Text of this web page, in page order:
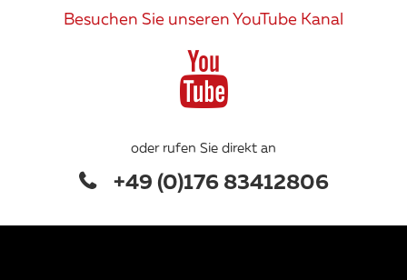
Besuchen Sie unseren YouTube Kanal
oder rufen Sie direkt an
+49 (0)176 83412806